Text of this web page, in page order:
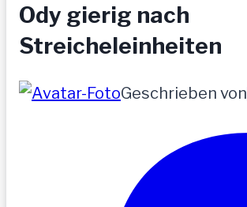
Ody gierig nach
Streicheleinheiten
Geschrieben von